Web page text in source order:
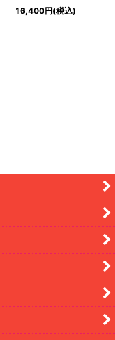
【-】{-}《デッキ販売》
16,400円(税込)